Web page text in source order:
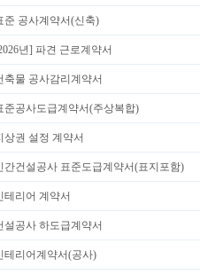
준 공사계약서(신축)
년] 파견 근로계약서
축물 공사감리계약서
준공사도급계약서(주상복합)
상권 설정 계약서
간건설공사 표준도급계약서(표지포함)
테리어 계약서
설공사 하도급계약서
테리어계약서(공사)